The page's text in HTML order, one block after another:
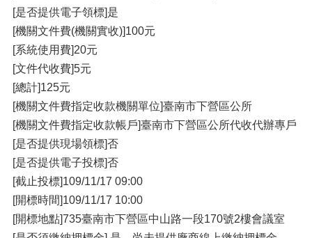
[是否提供電子領標]是
[機關文件費(機關實收)]100元
[系統使用費]20元
[文件代收費]5元
[總計]125元
[機關文件費指定收款機關單位]臺南市下營區公所
[機關文件費指定收款帳戶]臺南市下營區公所代收代辦專戶
[是否提供現場領標]否
[是否提供電子投標]否
[截止投標]109/11/17 09:00
[開標時間]109/11/17 10:00
[開標地點]735臺南市下營區中山路一段170號2樓會議室